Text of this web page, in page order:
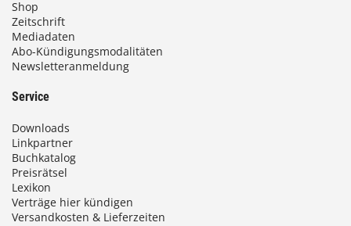
Shop
Zeitschrift
Mediadaten
Abo-Kündigungsmodalitäten
Newsletteranmeldung
Service
Downloads
Linkpartner
Buchkatalog
Preisrätsel
Lexikon
Verträge hier kündigen
Versandkosten & Lieferzeiten